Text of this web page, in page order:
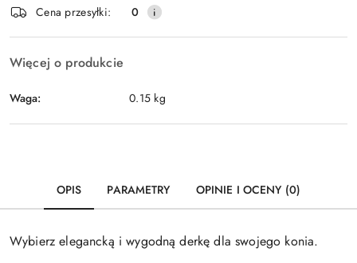
Cena przesyłki: 0
Więcej o produkcie
Waga: 0.15 kg
OPIS PARAMETRY OPINIE I OCENY (0)
Wybierz elegancką i wygodną derkę dla swojego konia.